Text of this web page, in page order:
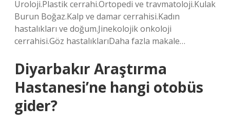
Üroloji.Plastik cerrahi.Ortopedi ve travmatoloji.Kulak
Burun Boğaz.Kalp ve damar cerrahisi.Kadın
hastalıkları ve doğum.Jinekolojik onkoloji
cerrahisi.Göz hastalıklarıDaha fazla makale…
Diyarbakır Araştırma
Hastanesi’ne hangi otobüs
gider?